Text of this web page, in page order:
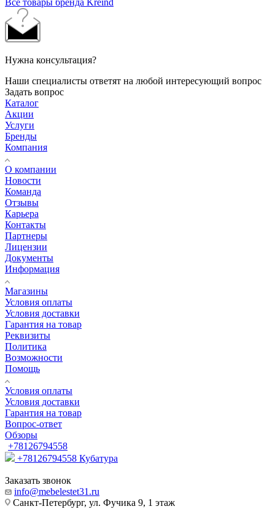
Нужна консультация?
Наши специалисты ответят на любой интересующий вопрос
Задать вопрос
Каталог
Акции
Услуги
Бренды
Компания
О компании
Новости
Команда
Отзывы
Карьера
Контакты
Партнеры
Лицензии
Документы
Информация
Магазины
Условия оплаты
Условия доставки
Гарантия на товар
Реквизиты
Политика
Возможности
Помощь
Условия оплаты
Условия доставки
Гарантия на товар
Вопрос-ответ
Обзоры
+78126794558
+78126794558 Кубатура
Заказать звонок
info@mebelestet31.ru
Санкт-Петербург, ул. Фучика 9, 1 этаж